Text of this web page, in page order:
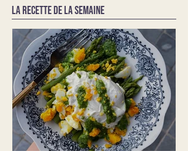
LA RECETTE DE LA SEMAINE